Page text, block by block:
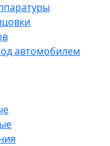
автомобилем